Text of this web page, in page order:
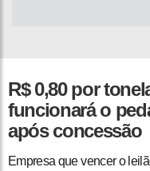
R$ 0,80 por
funcionará o
após concessão
Empresa que vencer o